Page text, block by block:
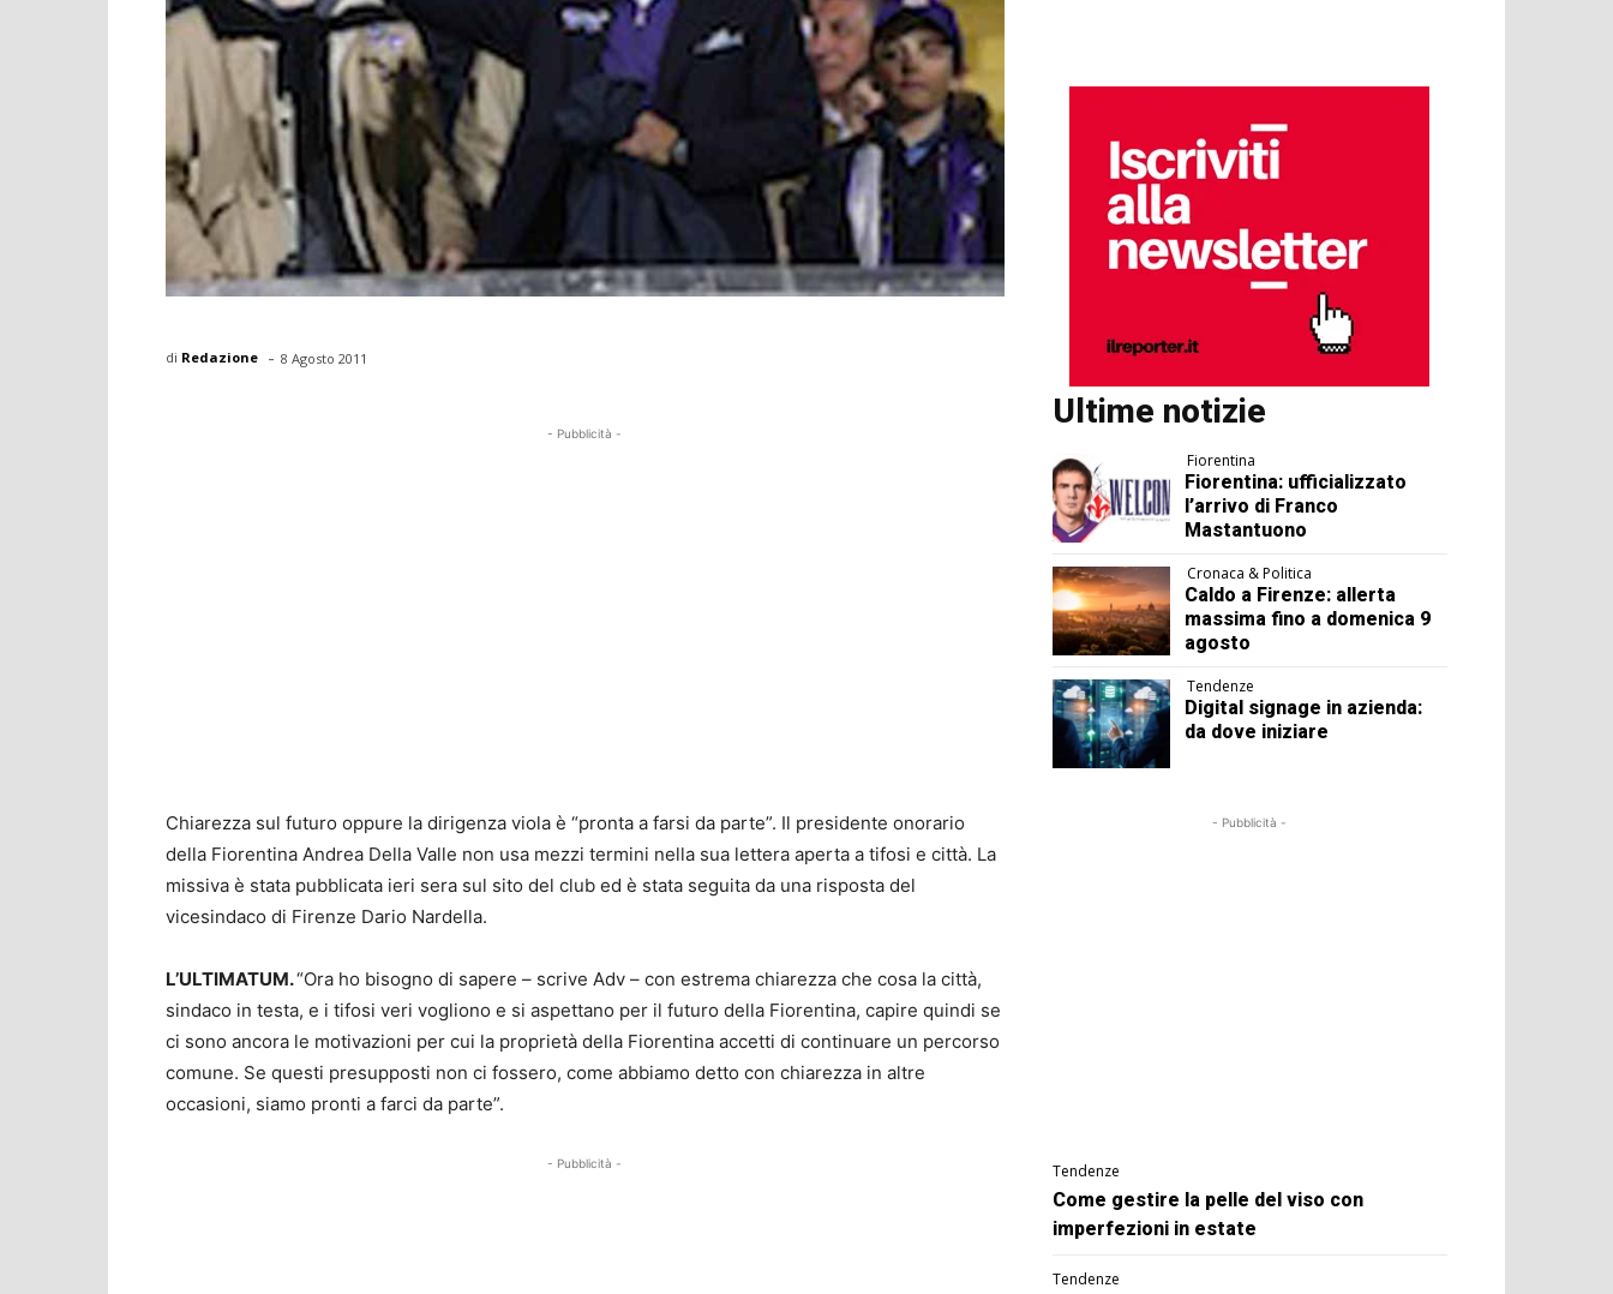
di Redazione - 8 Agosto 2011
- Pubblicità -
Chiarezza sul futuro oppure la dirigenza viola è “pronta a farsi da parte”. Il presidente onorario
della Fiorentina Andrea Della Valle non usa mezzi termini nella sua lettera aperta a tifosi e città. La
missiva è stata pubblicata ieri sera sul sito del club ed è stata seguita da una risposta del
vicesindaco di Firenze Dario Nardella.
L’ULTIMATUM.“Ora ho bisogno di sapere – scrive Adv – con estrema chiarezza che cosa la città,
sindaco in testa, e i tifosi veri vogliono e si aspettano per il futuro della Fiorentina, capire quindi se
ci sono ancora le motivazioni per cui la proprietà della Fiorentina accetti di continuare un percorso
comune. Se questi presupposti non ci fossero, come abbiamo detto con chiarezza in altre
occasioni, siamo pronti a farci da parte”.
- Pubblicità -
Ultime notizie
Fiorentina
Fiorentina: ufficializzato
l’arrivo di Franco
Mastantuono
Cronaca & Politica
Caldo a Firenze: allerta
massima fino a domenica 9
agosto
Tendenze
Digital signage in azienda:
da dove iniziare
- Pubblicità -
Tendenze
Come gestire la pelle del viso con
imperfezioni in estate
Tendenze